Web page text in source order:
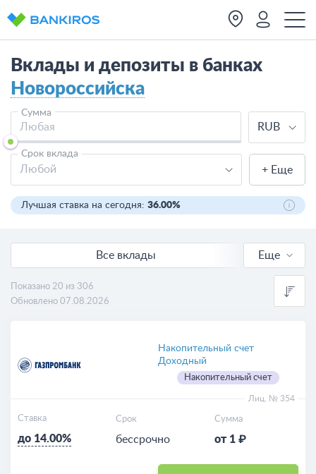
Вклады и депозиты в банках
Новороссийска
Сумма
RUB
Срок вклада
Любой + Еще
Лучшая ставка на сегодня: 36.00%
Все вклады
Выгодные
Для пенсионеров
Пополняемые
Еще
Показано 20 из 306
Обновлено 07.08.2026
Накопительный счет
Доходный
Накопительный счет
Лиц. № 354
Ставка
до 14.00%
Срок
бессрочно
Сумма
от 1 ₽